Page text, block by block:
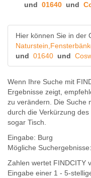
und 01640 und
Hier können Sie in der
und 01640 und
Wenn Ihre Suche mit
Ergebnisse zeigt,
zu verändern. Die Suche
durch die Verkürzung
sogar Tisch
Eingabe: Burg
Mögliche Suchergebnisse:
Zahlen wertet FINDCITY
Eingabe einer 1 - 5-